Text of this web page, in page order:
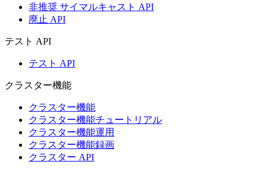
非推奨 サイマルキャスト API
廃止 API
テスト API
テスト API
クラスター機能
クラスター機能
クラスター機能チュートリアル
クラスター機能運用
クラスター機能録画
クラスター API